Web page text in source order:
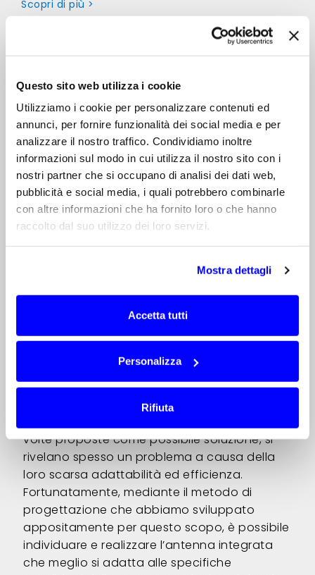
Questo sito web utilizza i cookie
Utilizziamo i cookie per personalizzare contenuti ed
annunci, per fornire funzionalità dei social media e per
analizzare il nostro traffico. Condividiamo inoltre
informazioni sul modo in cui utilizza il nostro sito con i
nostri partner che si occupano di analisi dei dati web,
pubblicità e social media, i quali potrebbero combinarle
con altre informazioni che ha fornito loro o che hanno
raccolto dal suo utilizzo dei loro servizi.
Mostra dettagli
Accetta tutti
Personalizza
Rifiuta
Scopri di più >
Progettazione antenne
realizziamo un prodotto altamente
specializzato, unico e specifico, ottimizzato
per la particolare applicazione a cui è
volte proposte come possibile soluzione, si
rivelano spesso un problema a causa della
loro scarsa adattabilità ed efficienza.
Fortunatamente, mediante il metodo di
progettazione che abbiamo sviluppato
appositamente per questo scopo, è possibile
individuare e realizzare l’antenna integrata
che meglio si adatta alle specifiche